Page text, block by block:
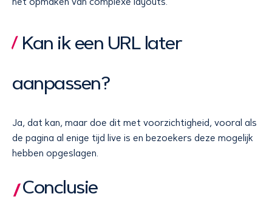
Kan ik een URL later
aanpassen?
Ja, dat kan, maar doe dit met voorzichtigheid, vooral als
de pagina al enige tijd live is en bezoekers deze mogelijk
hebben opgeslagen.
Conclusie